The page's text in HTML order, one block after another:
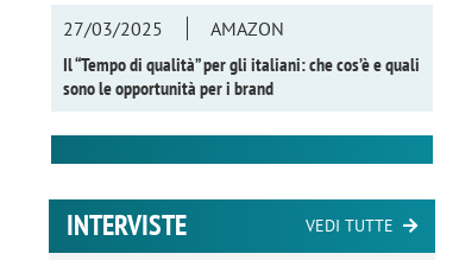
27/03/2025
AMAZON
Il “Tempo di qualità” per gli italiani: che cos’è e quali
sono le opportunità per i brand
INTERVISTE VEDI TUTTE